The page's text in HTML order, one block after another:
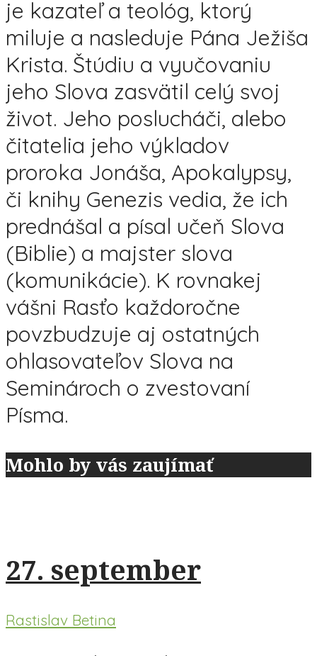
je kazateľ a teológ, ktorý
miluje a nasleduje Pána Ježiša
Krista. Štúdiu a vyučovaniu
jeho Slova zasvätil celý svoj
život. Jeho poslucháči, alebo
čitatelia jeho výkladov
proroka Jonáša, Apokalypsy,
či knihy Genezis vedia, že ich
prednášal a písal učeň Slova
(Biblie) a majster slova
(komunikácie). K rovnakej
vášni Rasťo každoročne
povzbudzuje aj ostatných
ohlasovateľov Slova na
Seminároch o zvestovaní
Písma.
Mohlo by vás zaujímať
27. september
Rastislav Betina